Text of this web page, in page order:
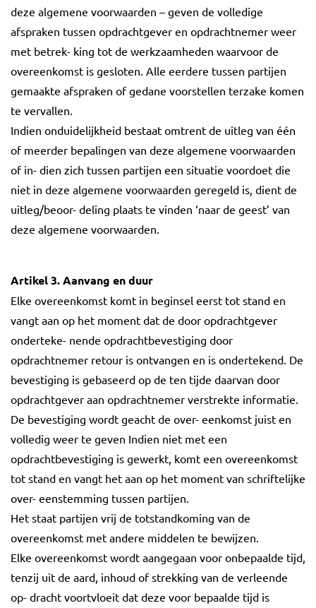
deze algemene voorwaarden – geven de volledige
afspraken tussen opdrachtgever en opdrachtnemer weer
met betrek- king tot de werkzaamheden waarvoor de
overeenkomst is gesloten. Alle eerdere tussen partijen
gemaakte afspraken of gedane voorstellen terzake komen
te vervallen.
Indien onduidelijkheid bestaat omtrent de uitleg van één
of meerder bepalingen van deze algemene voorwaarden
of in- dien zich tussen partijen een situatie voordoet die
niet in deze algemene voorwaarden geregeld is, dient de
uitleg/beoor- deling plaats te vinden ‘naar de geest’ van
deze algemene voorwaarden.
Artikel 3. Aanvang en duur
Elke overeenkomst komt in beginsel eerst tot stand en
vangt aan op het moment dat de door opdrachtgever
onderteke- nende opdrachtbevestiging door
opdrachtnemer retour is ontvangen en is ondertekend. De
bevestiging is gebaseerd op de ten tijde daarvan door
opdrachtgever aan opdrachtnemer verstrekte informatie.
De bevestiging wordt geacht de over- eenkomst juist en
volledig weer te geven Indien niet met een
opdrachtbevestiging is gewerkt, komt een overeenkomst
tot stand en vangt het aan op het moment van schriftelijke
over- eenstemming tussen partijen.
Het staat partijen vrij de totstandkoming van de
overeenkomst met andere middelen te bewijzen.
Elke overeenkomst wordt aangegaan voor onbepaalde tijd,
tenzij uit de aard, inhoud of strekking van de verleende
op- dracht voortvloeit dat deze voor bepaalde tijd is